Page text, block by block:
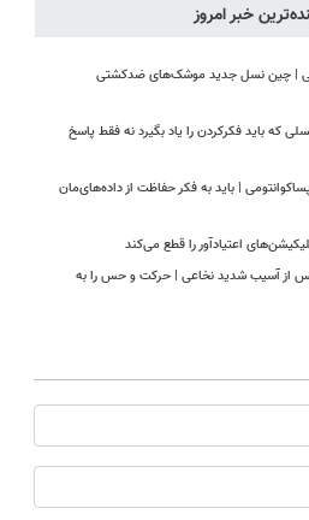
خبر امروز
| چین نسل جدید موشک‌های ضدکشتی
باید فکرکردن را یاد بگیرد نه فقط پاسخ
| باید به فکر حفاظت از داده‌های‌مان
اعتیادآور را قطع می‌کند
از آسیب شدید نخاعی | حرکت و حس را به